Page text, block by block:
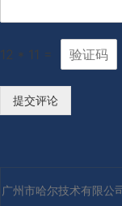
12 * 11 =
提交评论
广州市哈尔技术有限公